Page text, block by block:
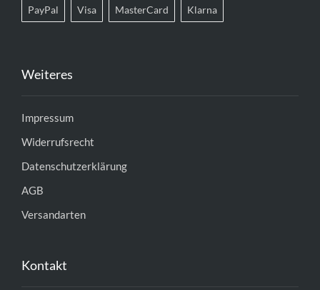
PayPal Visa MasterCard Klarna
Weiteres
Impressum
Widerrufsrecht
Datenschutzerklärung
AGB
Versandarten
Kontakt